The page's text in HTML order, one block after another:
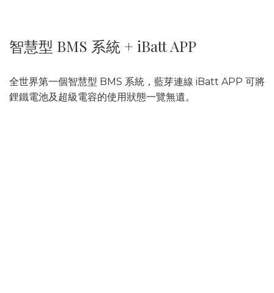
智慧型 BMS 系統 + iBatt APP
全世界第一個智慧型 BMS 系統，藍芽連線 iBatt APP 可將
鋰鐵電池及超級電容的使用狀態一覽無遺。